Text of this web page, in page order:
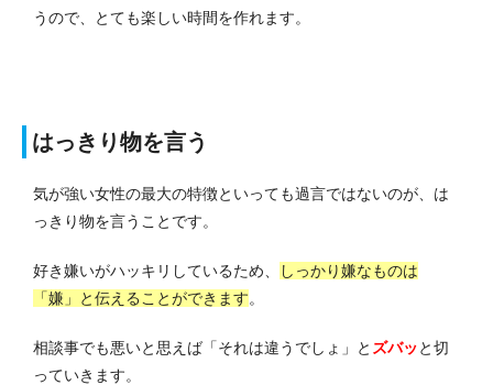
うので、とても楽しい時間を作れます。
はっきり物を言う
気が強い女性の最大の特徴といっても過言ではないのが、は
っきり物を言うことです。
好き嫌いがハッキリしているため、
しっかり嫌なものは
「嫌」と伝えることができます。
相談事でも悪いと思えば「それは違うでしょ」と ズバッと切
っていきます。